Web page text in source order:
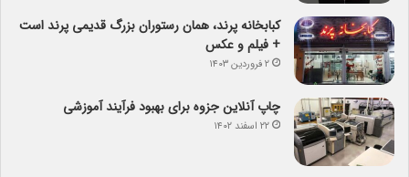
کبابخانه پرند، همان رستوران بزرگ قدیمی پرند است
+ فیلم و عکس
۲ فروردین ۱۴۰۳
چاپ آنلاین جزوه برای بهبود فرآیند آموزشی
۲۲ اسفند ۱۴۰۲